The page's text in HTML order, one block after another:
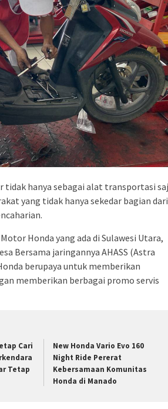
tidak hanya sebagai alat transportasi
yang tidak hanya sekedar bagian dari
Honda yang ada di Sulawesi Utara,
Bersama jaringannya AHASS (Astra
berupaya untuk memberikan
memberikan berbagai promo servis
Cari
Tetap
New Honda Vario Evo 160
Night Ride Pererat
Kebersamaan Komunitas
Honda di Manado